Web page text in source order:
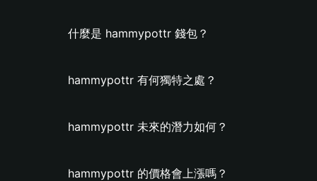
什麼是 hammypottr 錢包？
hammypottr 有何獨特之處？
hammypottr 未來的潛力如何？
hammypottr 的價格會上漲嗎？